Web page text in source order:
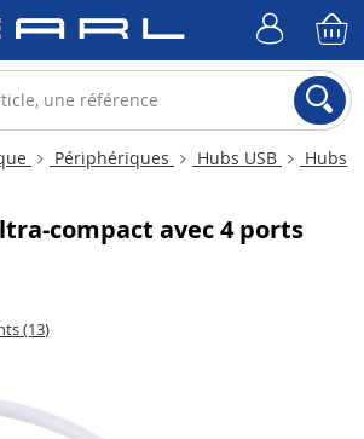
Périphériques Hubs USB
Hubs
compact avec 4 ports
(13)